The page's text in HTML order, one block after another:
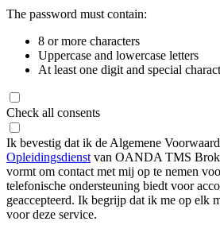
The password must contain:
8 or more characters
Uppercase and lowercase letters
At least one digit and special
Check all consents
Ik bevestig dat ik de Algemene
Opleidingsdienst van OANDA TMS
vormt om contact met mij op te nemen
telefonische ondersteuning biedt voor
geaccepteerd. Ik begrijp dat ik me op elk
voor deze service.